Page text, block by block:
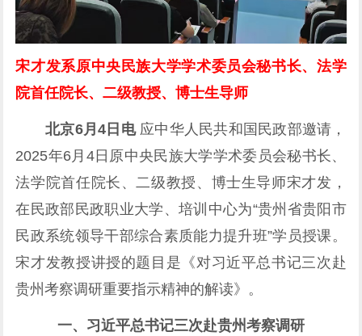
宋才发系原中央民族大学学术委员会秘书长、法学
院首任院长、二级教授、博士生导师
北京6月4日电应中华人民共和国民政部邀请，
2025年6月4日原中央民族大学学术委员会秘书长、
法学院首任院长、二级教授、博士生导师宋才发，
在民政部民政职业大学、培训中心为“贵州省贵阳市
民政系统领导干部综合素质能力提升班”学员授课。
宋才发教授讲授的题目是《对习近平总书记三次赴
贵州考察调研重要指示精神的解读》。
一、习近平总书记三次赴贵州考察调研